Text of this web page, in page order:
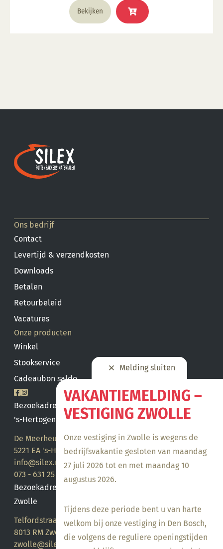
Melding sluiten
VAKANTIEMELDING –
VESTIGING ZWOLLE
Onze vestiging in Zwolle is wegens de
bedrijfsvakantie gesloten van maandag
27 juli 2026 tot en met maandag 10
augustus 2026.
Tijdens deze periode bent u van harte
welkom bij onze vestiging in Den Bosch,
die volgens de reguliere openingstijden
Bekijken
Ons bedrijf
Contact
Levertijd & verzendkosten
Downloads
Betalen
Retourbeleid
Vacatures
Onze producten
Winkel
Stookservice
Cadeaubon saldo
Bezoekadres
's-Hertogenbosch
De Meerheuvel 21
5221 EA 's-Hertogenbosch
info@silex.nl
073 - 631 25 28
Bezoekadres
Zwolle
Telfordstraat 14
8013 RM Zwolle
zwolle@silex.nl